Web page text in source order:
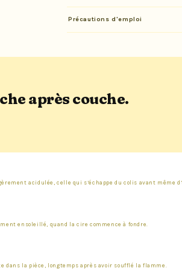
Précautions d'emploi
après couche.
acidulée, celle qui s’échappe du colis avant même
ensoleillé, quand la cire commence à fondre.
dans la pièce, longtemps après avoir soufflé la flamme.